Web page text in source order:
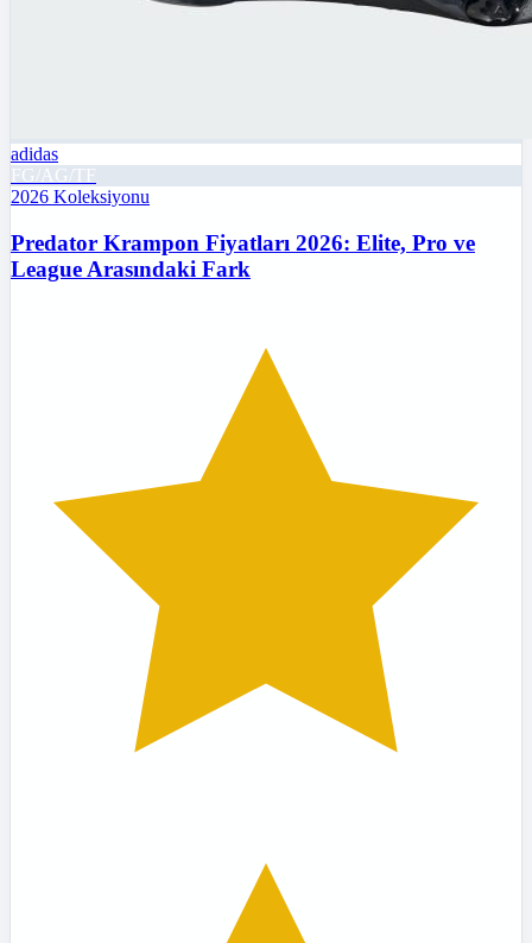
adidas
FG/AG/TF
2026 Koleksiyonu
Predator Krampon Fiyatları 2026: Elite, Pro ve
League Arasındaki Fark